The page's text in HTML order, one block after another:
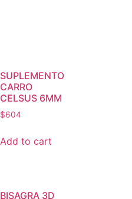
SUPLEMENTO
CARRO
CELSUS 6MM
$604
Add to cart
BISAGRA 3D